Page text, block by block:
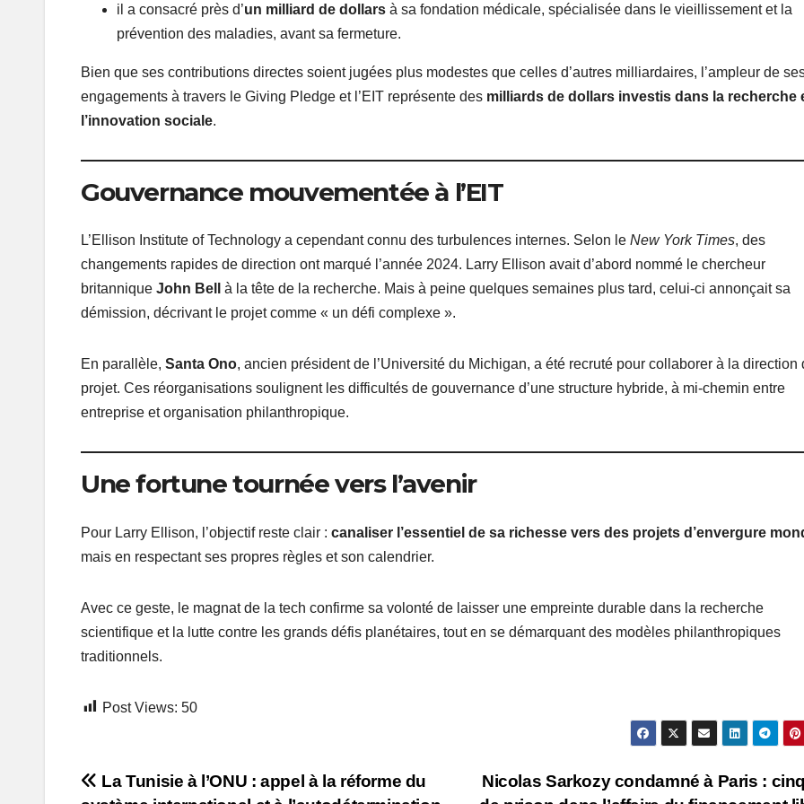
il a consacré près d’un milliard de dollars à sa fondation médicale, spécialisée dans le vieillissement et la
prévention des maladies, avant sa fermeture.
Bien que ses contributions directes soient jugées plus modestes que celles d’autres milliardaires, l’ampleur de
engagements à travers le Giving Pledge et l’EIT représente des milliards de dollars investis dans la recherche
l’innovation sociale.
Gouvernance mouvementée à l’EIT
L’Ellison Institute of Technology a cependant connu des turbulences internes. Selon le New York Times, des
changements rapides de direction ont marqué l’année 2024. Larry Ellison avait d’abord nommé le chercheur
britannique John Bell
à la tête de la recherche. Mais à peine quelques semaines plus tard, celui-ci annonçait sa
démission, décrivant le projet comme « un défi complexe ».
En parallèle, Santa Ono, ancien président de l’Université du Michigan, a été recruté pour collaborer à la direction
projet. Ces réorganisations soulignent les difficultés de gouvernance d’une structure hybride, à mi-chemin entre
entreprise et organisation philanthropique.
Une fortune tournée vers l’avenir
Pour Larry Ellison, l’objectif reste clair : canaliser l’essentiel de sa richesse vers des projets d’envergure
mais en respectant ses propres règles et son calendrier.
Avec ce geste, le magnat de la tech confirme sa volonté de laisser une empreinte durable dans la recherche
scientifique et la lutte contre les grands défis planétaires, tout en se démarquant des modèles philanthropiques
traditionnels.
Post Views: 50
Post
Nicolas Sarkozy condamné à Paris :
La Tunisie à l’ONU : appel à la réforme du